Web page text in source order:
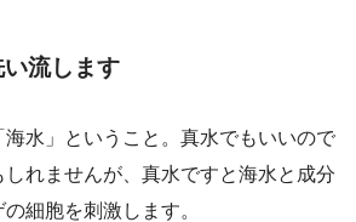
流します
海水」ということ。真水でもいいので
れませんが、真水ですと海水と成分
細胞を刺激します。